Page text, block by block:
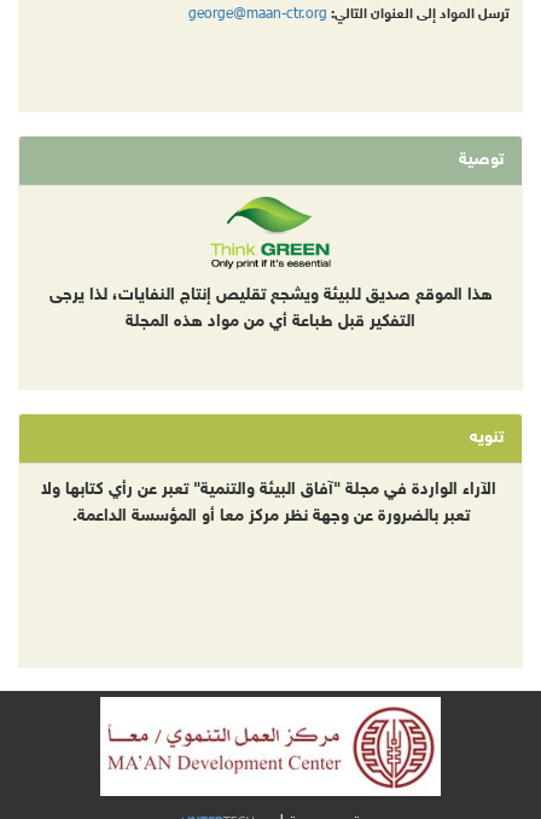
ترسل المواد إلى العنوان التالي: george@maan-ctr.org
توصية
هذا الموقع صديق للبيئة ويشجع تقليص إنتاج النفايات، لذا يرجى
التفكير قبل طباعة أي من مواد هذه المجلة
تنويه
الآراء الواردة في مجلة "آفاق البيئة والتنمية" تعبر عن رأي كتابها ولا
تعبر بالضرورة عن وجهة نظر مركز معا أو المؤسسة الداعمة.